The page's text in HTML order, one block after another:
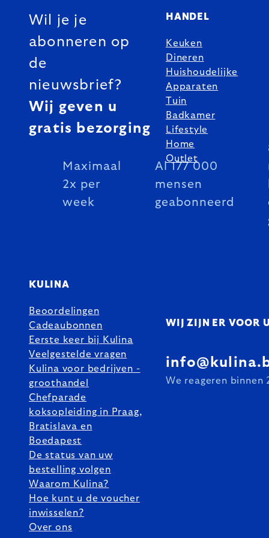
Wil je je
abonneren op
de
nieuwsbrief?
Wij geven u
gratis bezorging
Maximaal
2x per
week
Al 177 000
mensen
geabonneerd
HANDEL
Keuken
Dineren
Huishoudelijke
Apparaten
Tuin
Badkamer
Lifestyle
Home
Outlet
KULINA
Beoordelingen
Cadeaubonnen
Eerste keer bij Kulina
Veelgestelde vragen
Kulina voor bedrijven -
groothandel
Chefparade
koksopleiding in Praag,
Bratislava en
Boedapest
De status van uw
bestelling volgen
Waarom Kulina?
Hoe kunt u de voucher
inwisselen?
Over ons
WIJ ZIJN ER VOOR U
We reageren binnen